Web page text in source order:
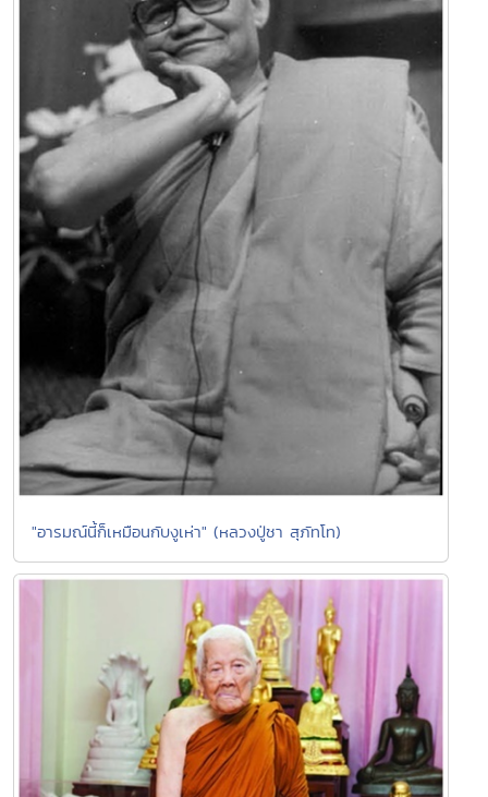
"อารมณ์นี้ก็เหมือนกับงูเห่า" (หลวงปู่ชา สุภัทโท)